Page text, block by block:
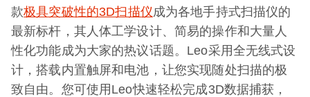
款极具突破性的3D扫描仪成为各地手持式扫描仪的
最新标杆，其人体工学设计、简易的操作和大量人
性化功能成为大家的热议话题。Leo采用全无线式设
计，搭载内置触屏和电池，让您实现随处扫描的极
致自由。您可使用Leo快速轻松完成3D数据捕获，